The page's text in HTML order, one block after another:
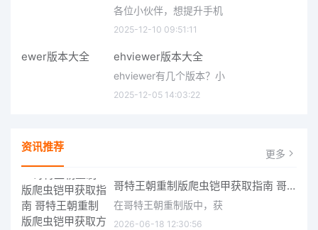
各位小伙伴，想提升手机
2025-12-10 09:51:11
ehviewer版本大全
ehviewer有几个版本？小
2025-12-05 14:03:22
资讯推荐 更多
哥特王朝重制版爬虫铠甲获取指南 哥特王朝重制版爬虫铠甲获取方法
在哥特王朝重制版中，获
2026-06-18 12:30:56